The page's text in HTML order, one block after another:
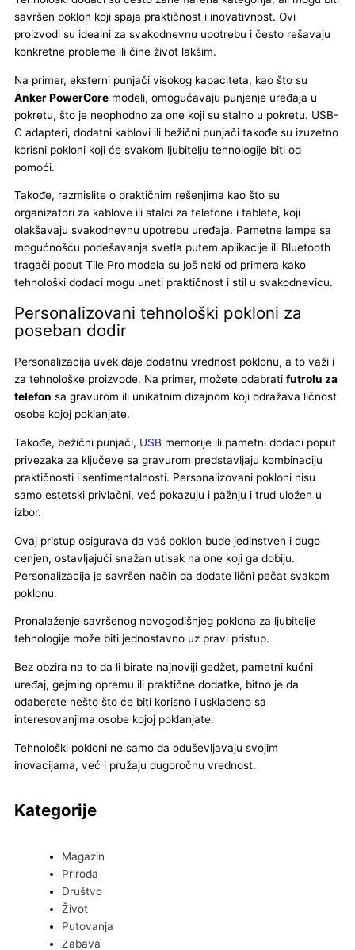
savršen poklon koji spaja praktičnost i inovativnost. Ovi
proizvodi su idealni za svakodnevnu upotrebu i često rešavaju
konkretne probleme ili čine život lakšim.
Na primer, eksterni punjači visokog kapaciteta, kao što su
Anker PowerCore modeli, omogućavaju punjenje uređaja u
pokretu, što je neophodno za one koji su stalno u pokretu. USB-
C adapteri, dodatni kablovi ili bežični punjači takođe su izuzetno
korisni pokloni koji će svakom ljubitelju tehnologije biti od
pomoći.
Takođe, razmislite o praktičnim rešenjima kao što su
organizatori za kablove ili stalci za telefone i tablete, koji
olakšavaju svakodnevnu upotrebu uređaja. Pametne lampe sa
mogućnošću podešavanja svetla putem aplikacije ili Bluetooth
tragači poput Tile Pro modela su još neki od primera kako
tehnološki dodaci mogu uneti praktičnost i stil u svakodnevicu.
Personalizovani tehnološki pokloni za
poseban dodir
Personalizacija uvek daje dodatnu vrednost poklonu, a to važi i
za tehnološke proizvode. Na primer, možete odabrati futrolu za
telefon sa gravurom ili unikatnim dizajnom koji odražava ličnost
osobe kojoj poklanjate.
Takođe, bežični punjači, USB memorije ili pametni dodaci poput
privezaka za ključeve sa gravurom predstavljaju kombinaciju
praktičnosti i sentimentalnosti. Personalizovani pokloni nisu
samo estetski privlačni, već pokazuju i pažnju i trud uložen u
izbor.
Ovaj pristup osigurava da vaš poklon bude jedinstven i dugo
cenjen, ostavljajući snažan utisak na one koji ga dobiju.
Personalizacija je savršen način da dodate lični pečat svakom
poklonu.
Pronalaženje savršenog novogodišnjeg poklona za ljubitelje
tehnologije može biti jednostavno uz pravi pristup.
Bez obzira na to da li birate najnoviji gedžet, pametni kućni
uređaj, gejming opremu ili praktične dodatke, bitno je da
odaberete nešto što će biti korisno i usklađeno sa
interesovanjima osobe kojoj poklanjate.
Tehnološki pokloni ne samo da oduševljavaju svojim
inovacijama, već i pružaju dugoročnu vrednost.
Kategorije
Magazin
Priroda
Društvo
Život
Putovanja
Zabava